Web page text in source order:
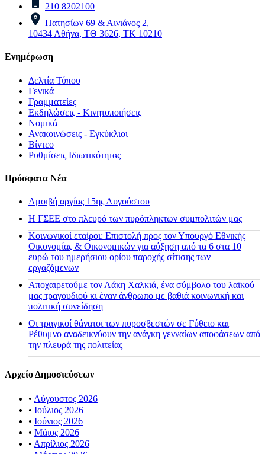
210 8202100
Πατησίων 69 & Αινιάνος 2,
10434 Αθήνα, ΤΘ 3626, ΤΚ 10210
Ενημέρωση
Δελτία Τύπου
Γενικά
Γραμματείες
Εκδηλώσεις - Κινητοποιήσεις
Νομικά
Ανακοινώσεις - Εγκύκλιοι
Βίντεο
Ρυθμίσεις Ιδιωτικότητας
Πρόσφατα Νέα
Αμοιβή αργίας 15ης Αυγούστου
H ΓΣΕΕ στο πλευρό των πυρόπληκτων συμπολιτών μας
Κοινωνικοί εταίροι: Επιστολή προς τον Υπουργό Εθνικής
Οικονομίας & Οικονομικών για αύξηση από τα 6 στα 10
ευρώ του ημερήσιου ορίου παροχής σίτισης των
εργαζόμενων
Αποχαιρετούμε τον Λάκη Χαλκιά, ένα σύμβολο του λαϊκού
μας τραγουδιού κι έναν άνθρωπο με βαθιά κοινωνική και
πολιτική συνείδηση
Οι τραγικοί θάνατοι των πυροσβεστών σε Γύθειο και
Ρέθυμνο αναδεικνύουν την ανάγκη γενναίων αποφάσεων από
την πλευρά της πολιτείας
Αρχείο Δημοσιεύσεων
• Αύγουστος 2026
• Ιούλιος 2026
• Ιούνιος 2026
• Μάιος 2026
• Απρίλιος 2026